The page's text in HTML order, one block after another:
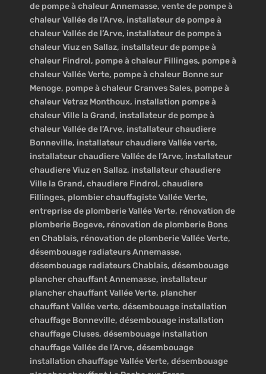
de pompe à chaleur Annemasse, vente de pompe à
chaleur Vallée de l’Arve, installateur de pompe à
chaleur Vallée de l’Arve, installateur de pompe à
chaleur Viuz en Sallaz, installateur de pompe à
chaleur Findrol, pompe à chaleur Fillinges, pompe à
chaleur Vallée Verte, pompe à chaleur Bonne sur
Menoge, pompe à chaleur Cranves Sales, pompe à
chaleur Vetraz Monthoux, installation pompe à
chaleur Ville la Grand, installateur de pompe à
chaleur Vallée de l’Arve, installateur chaudiere
Bonneville, installateur chaudiere Vallée verte,
installateur chaudiere Vallée de l’Arve, installateur
chaudiere Viuz en Sallaz, installateur chaudiere
Ville la Grand, chaudiere Findrol, chaudiere
Fillinges, plombier chauffagiste Vallée Verte,
entreprise de plomberie Vallée Verte, rénovation de
plomberie Bogeve, rénovation de plomberie Bons
en Chablais, rénovation de plomberie Vallée Verte,
désembouage radiateurs Annemasse,
désembouage radiateurs Chablais, désembouage
plancher chauffant Annemasse, installateur
plancher chauffant Vallée Verte, plancher
chauffant Vallée verte, désembouage installation
chauffage Bonneville, désembouage installation
chauffage Cluses, désembouage installation
chauffage Vallée de l’Arve, désembouage
installation chauffage Vallée Verte, désembouage